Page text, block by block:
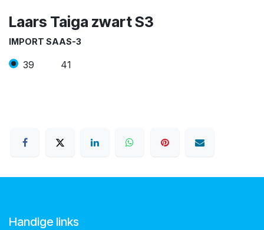
Laars Taiga zwart S3
IMPORT SAAS-3
39 41
Handige links